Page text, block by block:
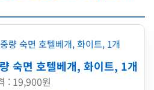
숙면 호텔베개, 화이트, 1개
: 19,900원